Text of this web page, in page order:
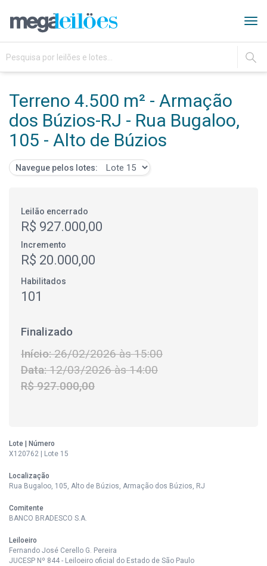
IR
Terreno 4.500 m² - Armação
dos Búzios-RJ - Rua Bugaloo,
105 - Alto de Búzios
Navegue pelos lotes:
Leilão encerrado
R$ 927.000,00
Incremento
R$ 20.000,00
Habilitados
101
Finalizado
Início:26/02/2026 às 15:00
Data:12/03/2026 às 14:00
R$ 927.000,00
Lote | Número
X120762 | Lote 15
Localização
Rua Bugaloo, 105, Alto de Búzios, Armação dos Búzios, RJ
Comitente
BANCO BRADESCO S.A.
Leiloeiro
Fernando José Cerello G. Pereira
JUCESP Nº 844 - Leiloeiro oficial do Estado de São Paulo